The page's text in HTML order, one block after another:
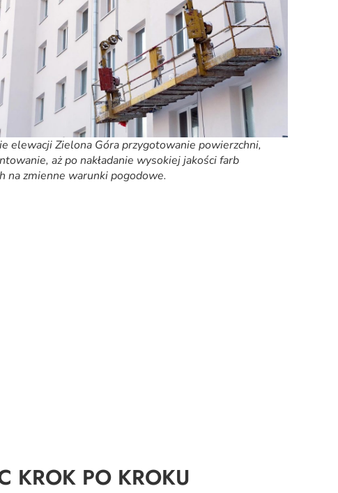
elewacji Zielona Góra przygotowanie powierzchni,
aż po nakładanie wysokiej jakości farb
na zmienne warunki pogodowe.
KROK PO KROKU